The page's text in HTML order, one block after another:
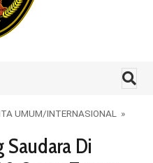
UMUM/INTERNASIONAL »
Saudara Di